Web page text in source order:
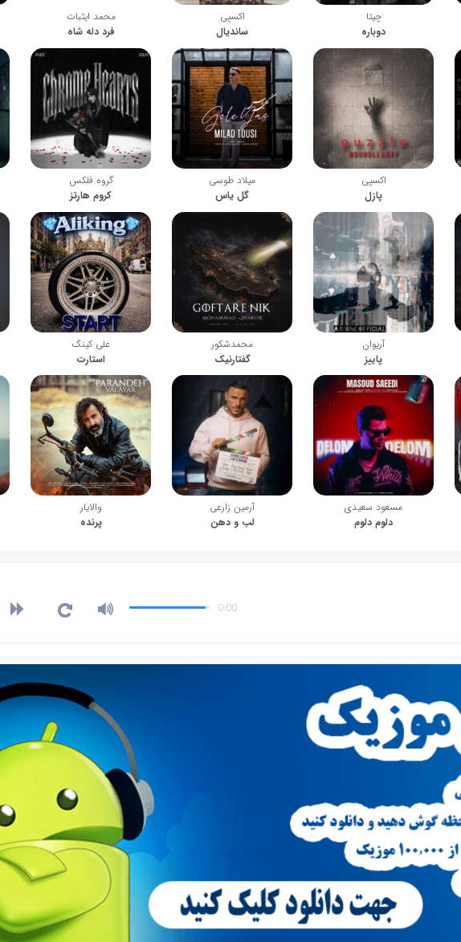
چیتا
دوباره
اکسپی
ساندیال
محمد ایثبات
فرد دله شاه
اکسپی
پازل
میلاد طوسی
گل یاس
گروه فلکس
کروم هارتز
آریوان
پاییز
محمدشکور
گفتارنیک
علی کینگ
استارت
مسعود سعیدی
دلوم دلوم
آرمین زارعی
لب و دهن
والایار
پرنده
0:00